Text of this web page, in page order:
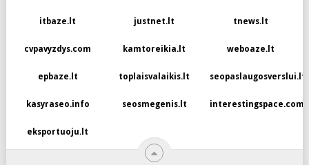
itbaze.lt justnet.lt tnews.lt
cvpavyzdys.com kamtoreikia.lt weboaze.lt
epbaze.lt toplaisvalaikis.lt seopaslaugosverslui.lt
kasyraseo.info seosmegenis.lt interestingspace.com
eksportuoju.lt